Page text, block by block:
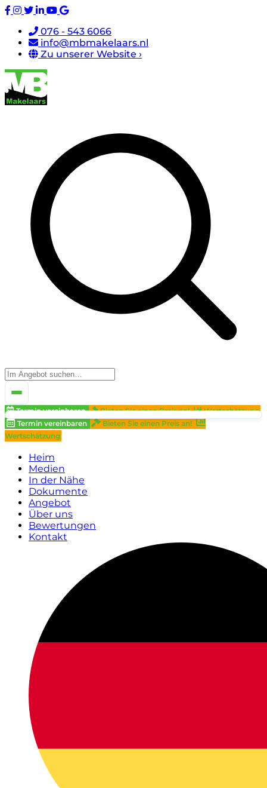
076 - 543 6066
info@mbmakelaars.nl
Zu unserer Website ›
Termin vereinbaren Bieten Sie einen Preis an!
Wertschätzung
Termin vereinbaren
Bieten Sie einen Preis an!
Wertschätzung
Heim
Medien
In der Nähe
Dokumente
Angebot
Über uns
Bewertungen
Kontakt